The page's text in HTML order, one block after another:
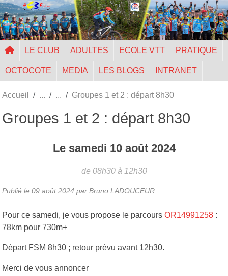
LE CLUB ADULTES ECOLE VTT PRATIQUE
OCTOCOTE MEDIA LES BLOGS INTRANET
Accueil Groupes 1 et 2 : départ 8h30
Groupes 1 et 2 : départ 8h30
Le samedi 10 août 2024
de 08h30 à 12h30
Publié le 09 août 2024 par Bruno LADOUCEUR
Pour ce samedi, je vous propose le parcours OR14991258 :
78km pour 730m+
Départ FSM 8h30 ; retour prévu avant 12h30.
Merci de vous annoncer
Panneau de gestion des cookies